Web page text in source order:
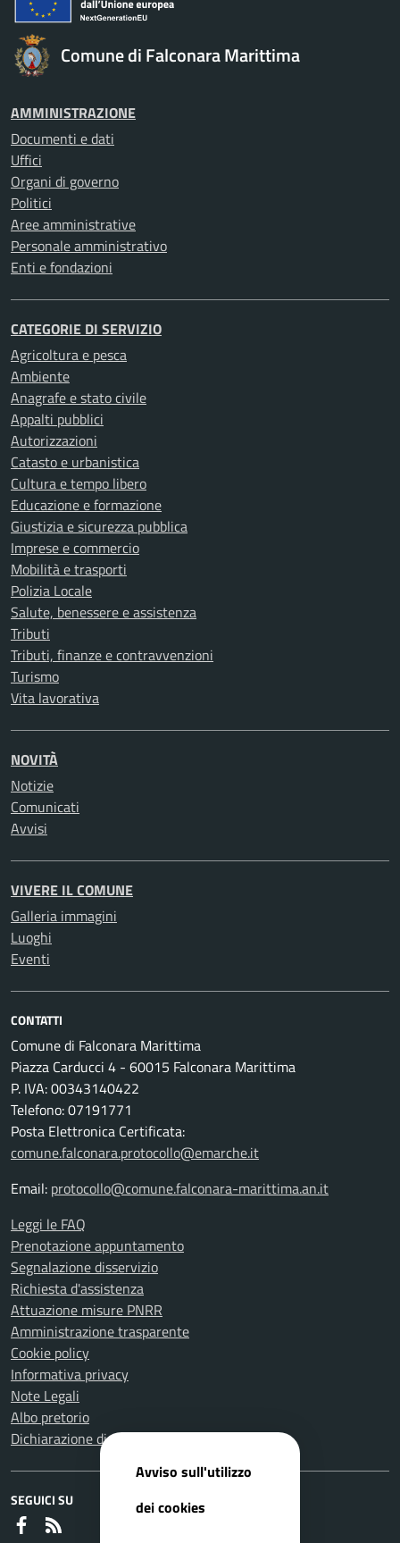
Comune di Falconara Marittima
AMMINISTRAZIONE
Documenti e dati
Uffici
Organi di governo
Politici
Aree amministrative
Personale amministrativo
Enti e fondazioni
CATEGORIE DI SERVIZIO
Agricoltura e pesca
Ambiente
Anagrafe e stato civile
Appalti pubblici
Autorizzazioni
Catasto e urbanistica
Cultura e tempo libero
Educazione e formazione
Giustizia e sicurezza pubblica
Imprese e commercio
Mobilità e trasporti
Polizia Locale
Salute, benessere e assistenza
Tributi
Tributi, finanze e contravvenzioni
Turismo
Vita lavorativa
NOVITÀ
Notizie
Comunicati
Avvisi
VIVERE IL COMUNE
Galleria immagini
Luoghi
Eventi
CONTATTI
Comune di Falconara Marittima
Piazza Carducci 4 - 60015 Falconara Marittima
P. IVA: 00343140422
Telefono: 07191771
Posta Elettronica Certificata:
comune.falconara.protocollo@emarche.it
Email: protocollo@comune.falconara-marittima.an.it
Leggi le FAQ
Prenotazione appuntamento
Segnalazione disservizio
Richiesta d'assistenza
Attuazione misure PNRR
Amministrazione trasparente
Cookie policy
Informativa privacy
Note Legali
Albo pretorio
Dichiarazione di accessibilità
SEGUICI SU
Faceboook
Avviso sull'utilizzo
dei cookies